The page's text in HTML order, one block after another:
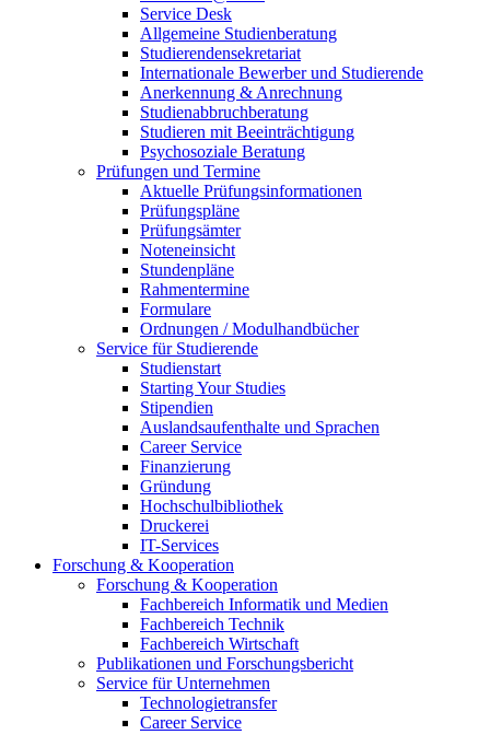
Service Desk
Allgemeine Studienberatung
Studierendensekretariat
Internationale Bewerber und Studierende
Anerkennung & Anrechnung
Studienabbruchberatung
Studieren mit Beeinträchtigung
Psychosoziale Beratung
Prüfungen und Termine
Aktuelle Prüfungsinformationen
Prüfungspläne
Prüfungsämter
Noteneinsicht
Stundenpläne
Rahmentermine
Formulare
Ordnungen / Modulhandbücher
Service für Studierende
Studienstart
Starting Your Studies
Stipendien
Auslandsaufenthalte und Sprachen
Career Service
Finanzierung
Gründung
Hochschulbibliothek
Druckerei
IT-Services
Forschung & Kooperation
Forschung & Kooperation
Fachbereich Informatik und Medien
Fachbereich Technik
Fachbereich Wirtschaft
Publikationen und Forschungsbericht
Service für Unternehmen
Technologietransfer
Career Service